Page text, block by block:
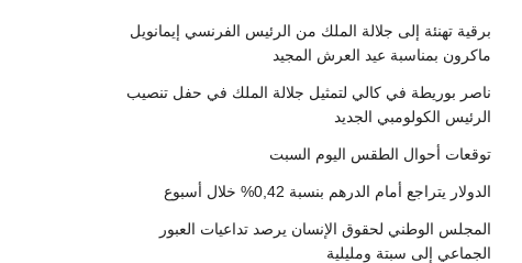
برقية تهنئة إلى جلالة الملك من الرئيس الفرنسي إيمانويل
ماكرون بمناسبة عيد العرش المجيد
ناصر بوريطة في كالي لتمثيل جلالة الملك في حفل تنصيب
الرئيس الكولومبي الجديد
توقعات أحوال الطقس اليوم السبت
الدولار يتراجع أمام الدرهم بنسبة 0,42% خلال أسبوع
المجلس الوطني لحقوق الإنسان يرصد تداعيات العبور
الجماعي إلى سبتة ومليلية